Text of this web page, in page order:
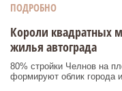
ПОДРОБНО
Короли квадратных
жилья автограда
80% стройки Челнов на
формируют облик города